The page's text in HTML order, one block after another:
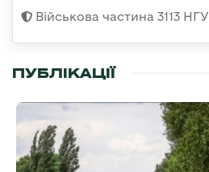
Військова частина 3113 НГУ
ПУБЛІКАЦІЇ